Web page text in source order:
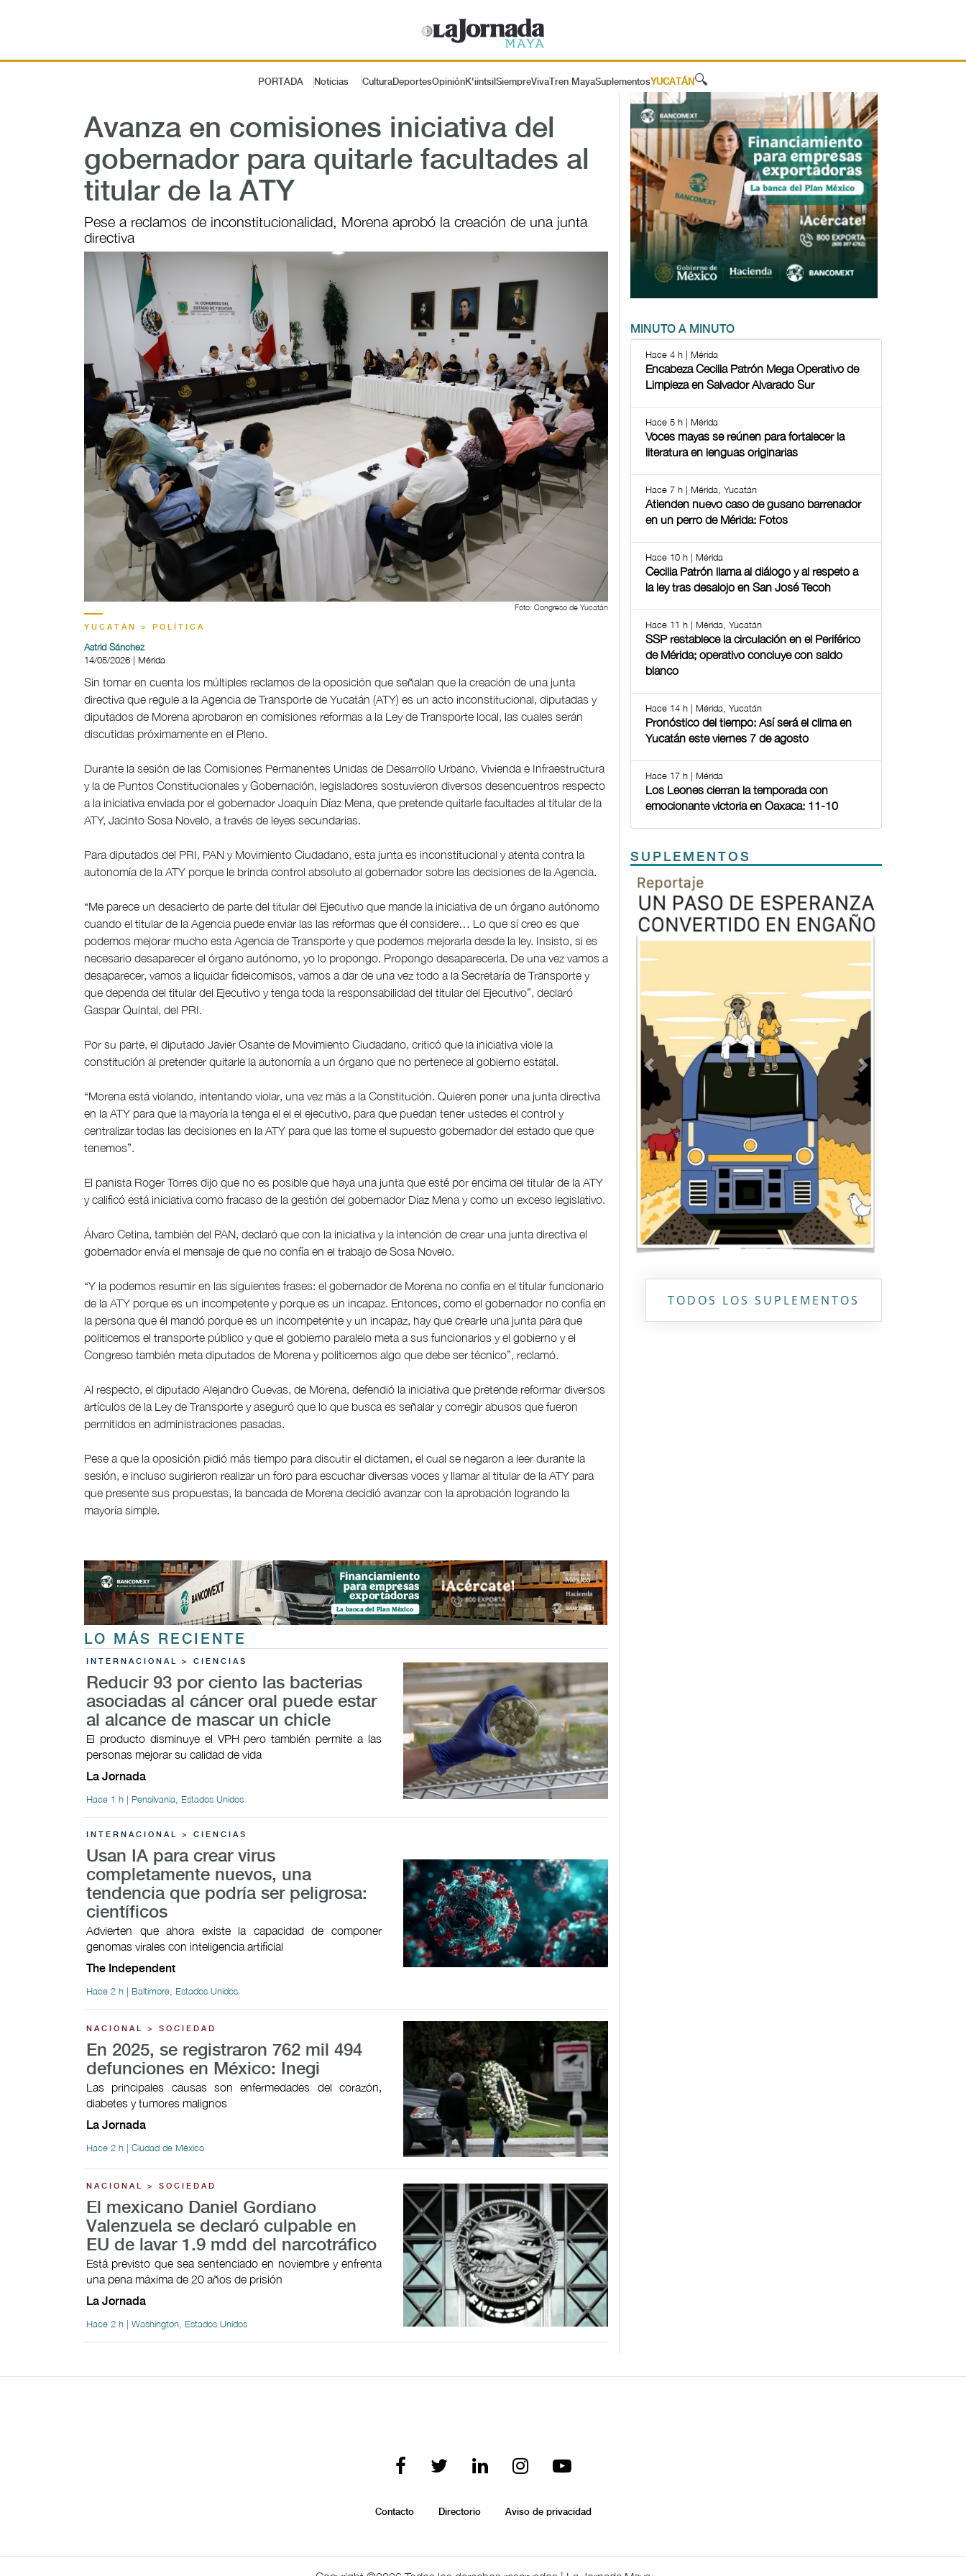
PORTADA Noticias CulturaDeportesOpiniónK'iintsil SiempreViva Tren MayaSuplementosYUCATÁN 🔍
Avanza en comisiones iniciativa del
gobernador para quitarle facultades al
titular de la ATY
Pese a reclamos de inconstitucionalidad, Morena aprobó la creación de una junta
directiva
Foto: Congreso de Yucatán
YUCATÁN > POLÍTICA
Astrid Sánchez
14/05/2026 | Mérida
Sin tomar en cuenta los múltiples reclamos de la oposición que señalan que la creación de una junta
directiva que regule a la Agencia de Transporte de Yucatán (ATY) es un acto inconstitucional, diputadas y
diputados de Morena aprobaron en comisiones reformas a la Ley de Transporte local, las cuales serán
discutidas próximamente en el Pleno.
Durante la sesión de las Comisiones Permanentes Unidas de Desarrollo Urbano, Vivienda e Infraestructura
y la de Puntos Constitucionales y Gobernación, legisladores sostuvieron diversos desencuentros respecto
a la iniciativa enviada por el gobernador Joaquín Díaz Mena, que pretende quitarle facultades al titular de la
ATY, Jacinto Sosa Novelo, a través de leyes secundarias.
Para diputados del PRI, PAN y Movimiento Ciudadano, esta junta es inconstitucional y atenta contra la
autonomía de la ATY porque le brinda control absoluto al gobernador sobre las decisiones de la Agencia.
“Me parece un desacierto de parte del titular del Ejecutivo que mande la iniciativa de un órgano autónomo
cuando el titular de la Agencia puede enviar las las reformas que él considere… Lo que sí creo es que
podemos mejorar mucho esta Agencia de Transporte y que podemos mejorarla desde la ley. Insisto, si es
necesario desaparecer el órgano autónomo, yo lo propongo. Propongo desaparecerla. De una vez vamos a
desaparecer, vamos a liquidar fideicomisos, vamos a dar de una vez todo a la Secretaría de Transporte y
que dependa del titular del Ejecutivo y tenga toda la responsabilidad del titular del Ejecutivo”, declaró
Gaspar Quintal, del PRI.
Por su parte, el diputado Javier Osante de Movimiento Ciudadano, criticó que la iniciativa viole la
constitución al pretender quitarle la autonomía a un órgano que no pertenece al gobierno estatal.
“Morena está violando, intentando violar, una vez más a la Constitución. Quieren poner una junta directiva
en la ATY para que la mayoría la tenga el el el ejecutivo, para que puedan tener ustedes el control y
centralizar todas las decisiones en la ATY para que las tome el supuesto gobernador del estado que que
tenemos”.
El panista Roger Torres dijo que no es posible que haya una junta que esté por encima del titular de la ATY
y calificó está iniciativa como fracaso de la gestión del gobernador Díaz Mena y como un exceso legislativo.
Álvaro Cetina, también del PAN, declaró que con la iniciativa y la intención de crear una junta directiva el
gobernador envía el mensaje de que no confía en el trabajo de Sosa Novelo.
“Y la podemos resumir en las siguientes frases: el gobernador de Morena no confía en el titular funcionario
de la ATY porque es un incompetente y porque es un incapaz. Entonces, como el gobernador no confía en
la persona que él mandó porque es un incompetente y un incapaz, hay que crearle una junta para que
politicemos el transporte público y que el gobierno paralelo meta a sus funcionarios y el gobierno y el
Congreso también meta diputados de Morena y politicemos algo que debe ser técnico”, reclamó.
Al respecto, el diputado Alejandro Cuevas, de Morena, defendió la iniciativa que pretende reformar diversos
artículos de la Ley de Transporte y aseguró que lo que busca es señalar y corregir abusos que fueron
permitidos en administraciones pasadas.
Pese a que la oposición pidió más tiempo para discutir el dictamen, el cual se negaron a leer durante la
sesión, e incluso sugirieron realizar un foro para escuchar diversas voces y llamar al titular de la ATY para
que presente sus propuestas, la bancada de Morena decidió avanzar con la aprobación logrando la
mayoría simple.
LO MÁS RECIENTE
INTERNACIONAL > CIENCIAS
Reducir 93 por ciento las bacterias
asociadas al cáncer oral puede estar
al alcance de mascar un chicle
El producto disminuye el VPH pero también permite a las
personas mejorar su calidad de vida
La Jornada
Hace 1 h | Pensilvania, Estados Unidos
INTERNACIONAL > CIENCIAS
Usan IA para crear virus
completamente nuevos, una
tendencia que podría ser peligrosa:
científicos
Advierten que ahora existe la capacidad de componer
genomas virales con inteligencia artificial
The Independent
Hace 2 h | Baltimore, Estados Unidos
NACIONAL > SOCIEDAD
En 2025, se registraron 762 mil 494
defunciones en México: Inegi
Las principales causas son enfermedades del corazón,
diabetes y tumores malignos
La Jornada
Hace 2 h | Ciudad de México
NACIONAL > SOCIEDAD
El mexicano Daniel Gordiano
Valenzuela se declaró culpable en
EU de lavar 1.9 mdd del narcotráfico
Está previsto que sea sentenciado en noviembre y enfrenta
una pena máxima de 20 años de prisión
La Jornada
Hace 2 h | Washington, Estados Unidos
MINUTO A MINUTO
Hace 4 h | Mérida
Encabeza Cecilia Patrón Mega Operativo de
Limpieza en Salvador Alvarado Sur
Hace 5 h | Mérida
Voces mayas se reúnen para fortalecer la
literatura en lenguas originarias
Hace 7 h | Mérida, Yucatán
Atienden nuevo caso de gusano barrenador
en un perro de Mérida: Fotos
Hace 10 h | Mérida
Cecilia Patrón llama al diálogo y al respeto a
la ley tras desalojo en San José Tecoh
Hace 11 h | Mérida, Yucatán
SSP restablece la circulación en el Periférico
de Mérida; operativo concluye con saldo
blanco
Hace 14 h | Mérida, Yucatán
Pronóstico del tiempo: Así será el clima en
Yucatán este viernes 7 de agosto
Hace 17 h | Mérida
Los Leones cierran la temporada con
emocionante victoria en Oaxaca: 11-10
SUPLEMENTOS
Previous Next
TODOS LOS SUPLEMENTOS
Contacto Directorio Aviso de privacidad